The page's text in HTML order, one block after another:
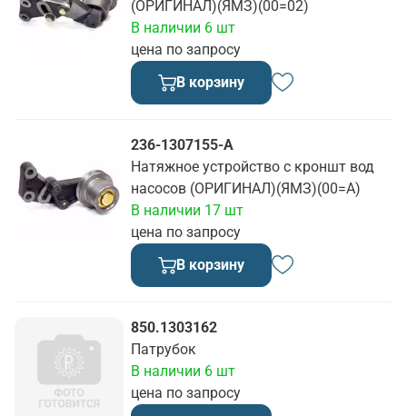
(ОРИГИНАЛ)(ЯМЗ)(00=02)
цена по запросу
В наличии 6 шт
В корзину
236-1307155-А
Натяжное устройство с кроншт вод
насосов (ОРИГИНАЛ)(ЯМЗ)(00=А)
цена по запросу
В наличии 17 шт
В корзину
850.1303162
Патрубок
цена по запросу
В наличии 6 шт